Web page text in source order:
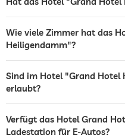
Wäscheservice
Garten/Außenbereich
Sonnenliegen
Bar
Restaurant
Wie viele Zimmer hat das
Heiligendamm"?
Sind im Hotel "Grand Hotel
erlaubt?
Verfügt das Hotel Grand
Ladestation für E-Autos?